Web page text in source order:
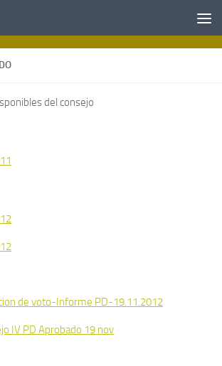
del consejo
de voto-Informe PD-19.11.2012
IV PD Aprobado 19 nov